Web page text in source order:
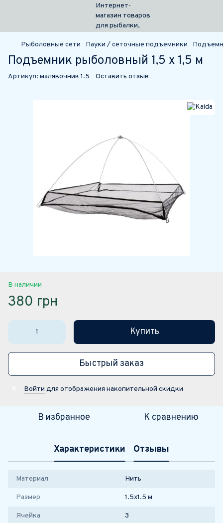
Рыболовные сети Пауки / сеточные подъемники
Подъемник рыболовный 1,5 х 1,5 м
Артикул: малявочник 1.5 Оставить отзыв
В наличии
380 грн
Купить
Быстрый заказ
Войти для отображения накопительной скидки
В избранное К сравнению
Характеристики Отзывы
Материал Нить
Размер 1.5х1.5 м
Ячейка 3